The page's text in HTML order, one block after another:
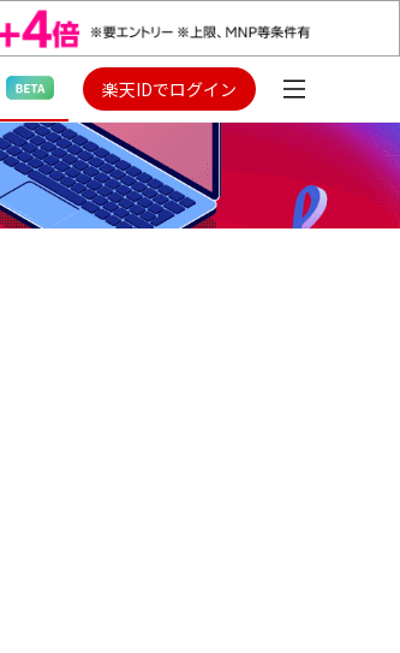
楽天IDでログイン